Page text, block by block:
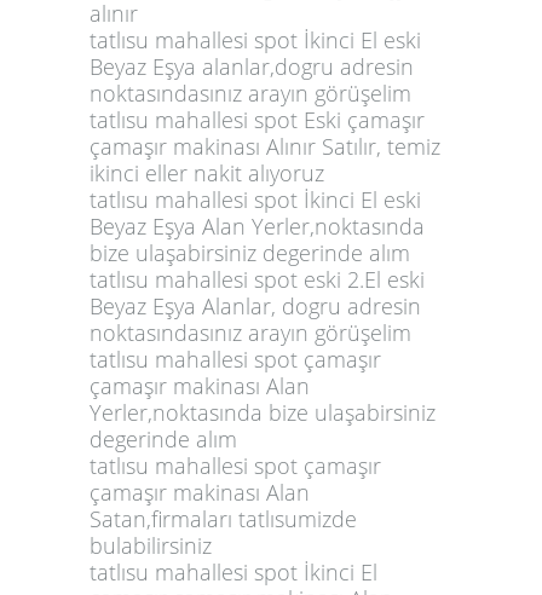
alınır
tatlısu mahallesi spot İkinci El eski
Beyaz Eşya alanlar,dogru adresin
noktasındasınız arayın görüşelim
tatlısu mahallesi spot Eski çamaşır
çamaşır makinası Alınır Satılır, temiz
ikinci eller nakit alıyoruz
tatlısu mahallesi spot İkinci El eski
Beyaz Eşya Alan Yerler,noktasında
bize ulaşabirsiniz degerinde alım
tatlısu mahallesi spot eski 2.El eski
Beyaz Eşya Alanlar, dogru adresin
noktasındasınız arayın görüşelim
tatlısu mahallesi spot çamaşır
çamaşır makinası Alan
Yerler,noktasında bize ulaşabirsiniz
degerinde alım
tatlısu mahallesi spot çamaşır
çamaşır makinası Alan
Satan,firmaları tatlısumizde
bulabilirsiniz
tatlısu mahallesi spot İkinci El